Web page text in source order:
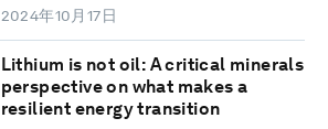
2024年10月17日
Lithium is not oil: A critical minerals
perspective on what makes a
resilient energy transition